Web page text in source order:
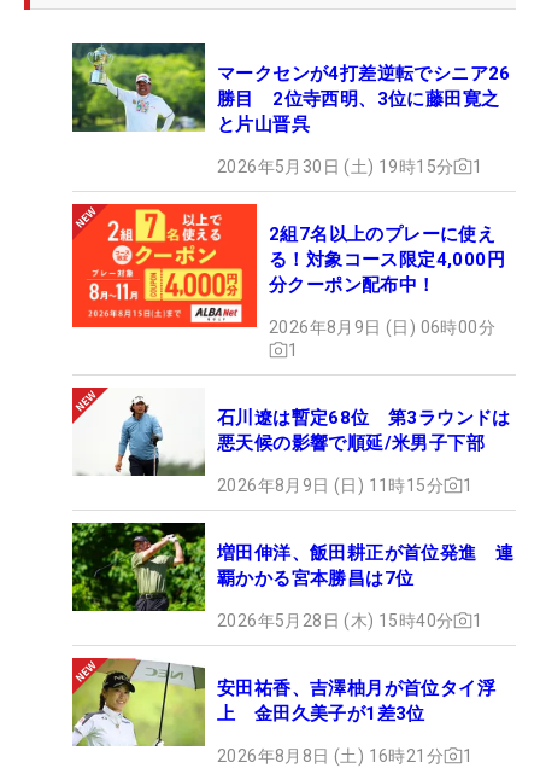
マークセンが4打差逆転でシニア26
勝目 2位寺西明、3位に藤田寛之
と片山晋呉
2026年5月30日 (土) 19時15分 1
2組7名以上のプレーに使え
る！対象コース限定4,000円
分クーポン配布中！
2026年8月9日 (日) 06時00分
1
石川遼は暫定68位 第3ラウンドは
悪天候の影響で順延/米男子下部
2026年8月9日 (日) 11時15分 1
増田伸洋、飯田耕正が首位発進 連
覇かかる宮本勝昌は7位
2026年5月28日 (木) 15時40分 1
安田祐香、吉澤柚月が首位タイ浮
上 金田久美子が1差3位
2026年8月8日 (土) 16時21分 1